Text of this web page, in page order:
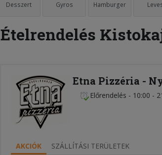
Desszert Gyros Hamburger
Ételrendelés
Etna Pizzéria -
Előrendelés - 10:00 -
AKCIÓK SZÁLLÍTÁSI TERÜLETEK